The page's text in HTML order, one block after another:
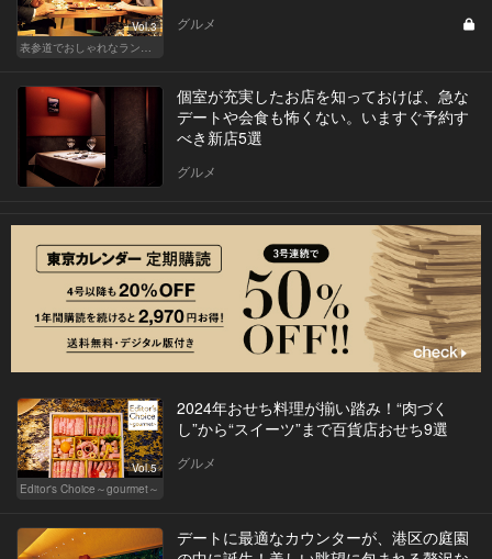
Vol.3
表参道でおしゃれなランチ女子会
グルメ
個室が充実したお店を知っておけば、急な
デートや会食も怖くない。いますぐ予約す
べき新店5選
グルメ
Vol.5
Editor's Choice～gourmet～
2024年おせち料理が揃い踏み！“肉づく
し”から“スイーツ”まで百貨店おせち9選
グルメ
デートに最適なカウンターが、港区の庭園